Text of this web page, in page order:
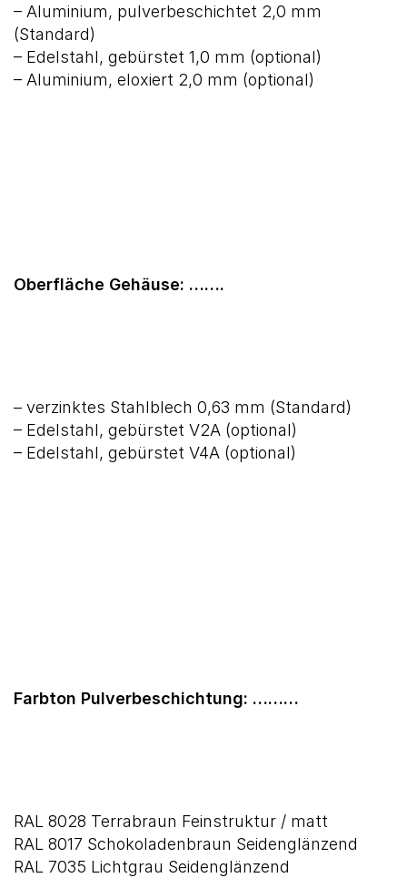
– Aluminium, pulverbeschichtet 2,0 mm
(Standard)
– Edelstahl, gebürstet 1,0 mm (optional)
– Aluminium, eloxiert 2,0 mm (optional)
Oberfläche Gehäuse: …….
– verzinktes Stahlblech 0,63 mm (Standard)
– Edelstahl, gebürstet V2A (optional)
– Edelstahl, gebürstet V4A (optional)
Farbton Pulverbeschichtung: ………
RAL 8028 Terrabraun Feinstruktur / matt
RAL 8017 Schokoladenbraun Seidenglänzend
RAL 7035 Lichtgrau Seidenglänzend